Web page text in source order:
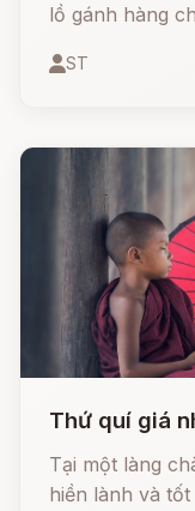
lồ gánh hàng
Mỹ Sơn xây đền
ST
Thứ quí giá
Tại một làng
hiền lành và